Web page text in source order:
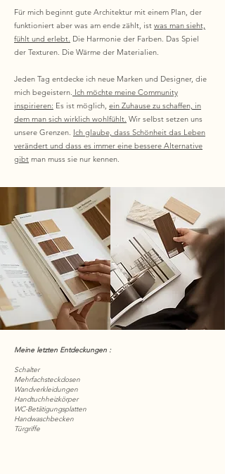
Für mich beginnt gute Architektur mit einem Plan, der
funktioniert aber was am ende zählt, ist was man sieht,
fühlt und erlebt. Die Harmonie der Farben. Das Spiel
der Texturen. Die Wärme der Materialien.
Jeden Tag entdecke ich neue Marken und Designer, die
mich begeistern. Ich möchte meine Community
inspirieren: Es ist möglich, ein Zuhause zu schaffen, in
dem man sich wirklich wohlfühlt. Wir selbst setzen uns
unsere Grenzen. Ich glaube, dass Schönheit das Leben
verändert und dass es immer eine bessere Alternative
gibt man muss sie nur kennen.
Meine letzten Entdeckungen :
Schalter
Mehrfachsteckdosen
Wandverkleidungen
Handtuchheizkörper
WC-Betätigungsplatten
Handwaschbecken
Türgriffe